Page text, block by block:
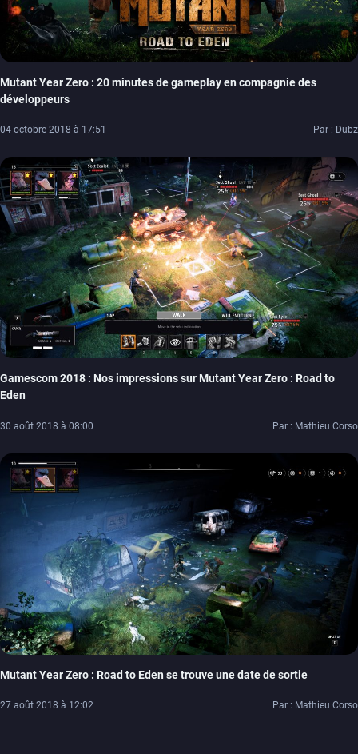
Mutant Year Zero : 20 minutes de gameplay en compagnie des
développeurs
04 octobre 2018 à 17:51 Par : Dubz
Gamescom 2018 : Nos impressions sur Mutant Year Zero : Road to
Eden
30 août 2018 à 08:00 Par : Mathieu Corso
Mutant Year Zero : Road to Eden se trouve une date de sortie
27 août 2018 à 12:02 Par : Mathieu Corso